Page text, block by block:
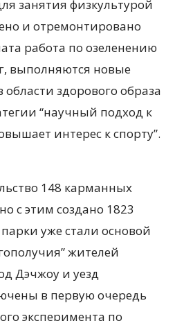
занятия физкультурой
и отремонтировано
работа по озеленению
выполняются новые
здорового образа
“научный подход к
интерес к спорту”.
148 карманных
с этим создано 1823
уже стали основой
жителей
Дэчжоу и уезд
в первую очередь
эксперимента по